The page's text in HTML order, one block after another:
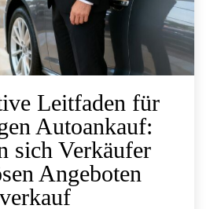
Leitfaden für
Autoankauf:
sich Verkäufer
Angeboten